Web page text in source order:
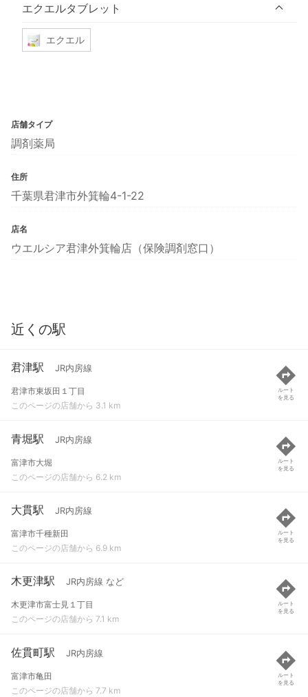
エクエルタブレット
エクエル
店舗タイプ
調剤薬局
住所
千葉県君津市外箕輪4-1-22
店名
ウエルシア君津外箕輪店（保険調剤窓口）
近くの駅
君津駅 JR内房線
君津市東坂田１丁目
このページの店舗から 3.1 km
ルート
を見る
青堀駅 JR内房線
富津市大堀
このページの店舗から 6.2 km
ルート
を見る
大貫駅 JR内房線
富津市千種新田
このページの店舗から 6.9 km
ルート
を見る
木更津駅 JR内房線 など
木更津市富士見１丁目
このページの店舗から 7.1 km
ルート
を見る
佐貫町駅 JR内房線
富津市亀田
このページの店舗から 7.7 km
ルート
を見る